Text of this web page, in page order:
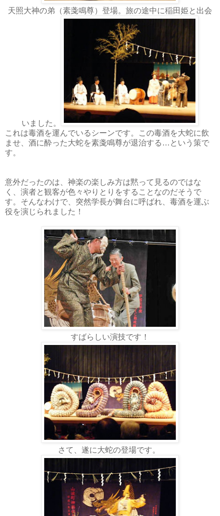
天照大神の弟（素戔鳴尊）登場。旅の途中に稲田姫と出会
いました。
これは毒酒を運んでいるシーンです。この毒酒を大蛇に飲
ませ、酒に酔った大蛇を素戔鳴尊が退治する…という策で
す。
意外だったのは、神楽の楽しみ方は黙って見るのではな
く、演者と観客が色々やりとりをすることなのだそうで
す。そんなわけで、突然学長が舞台に呼ばれ、毒酒を運ぶ
役を演じられました！
すばらしい演技です！
さて、遂に大蛇の登場です。